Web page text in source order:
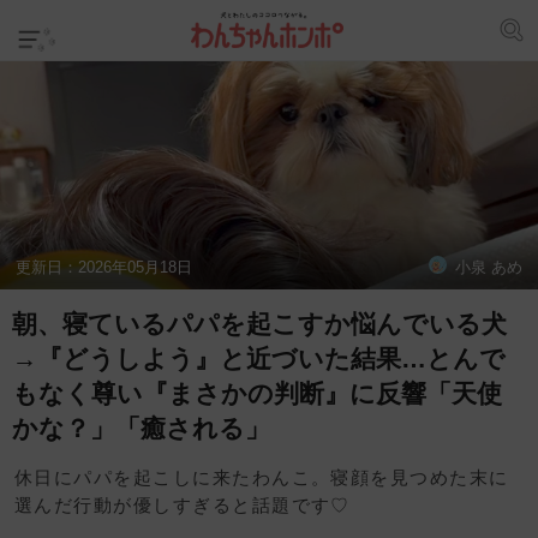
更新日：2026年05月18日 小泉 あめ
朝、寝ているパパを起こすか悩んでいる犬
→『どうしよう』と近づいた結果…とんで
もなく尊い『まさかの判断』に反響「天使
かな？」「癒される」
休日にパパを起こしに来たわんこ。寝顔を見つめた末に
選んだ行動が優しすぎると話題です♡